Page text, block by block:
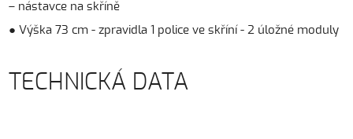
– nástavce na skříně
● Výška 73 cm - zpravidla 1 police ve skříní - 2 úložné moduly
TECHNICKÁ DATA